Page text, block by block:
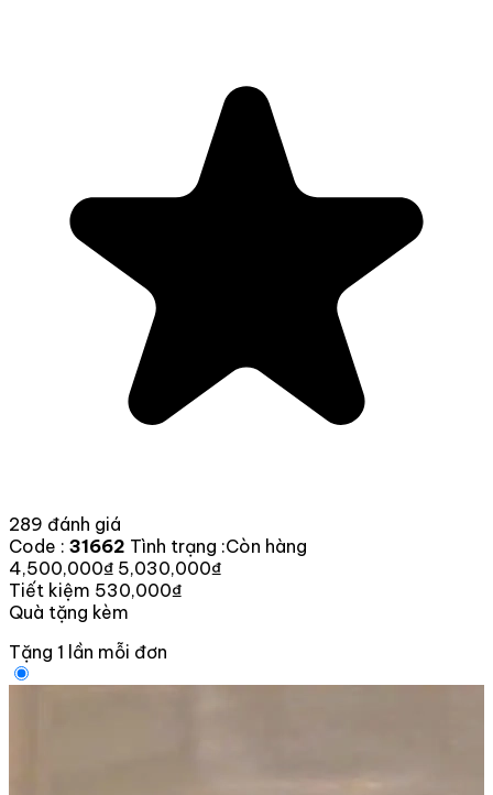
289 đánh giá
Code : 31662 Tình trạng :Còn hàng
4,500,000₫ 5,030,000₫
Tiết kiệm 530,000₫
Quà tặng kèm
Tặng 1 lần mỗi đơn